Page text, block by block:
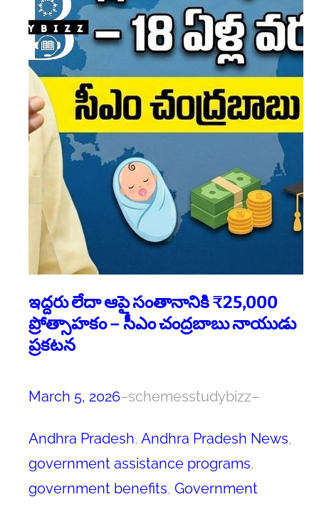
ఇద్దరు లేదా ఆపై సంతానానికి ₹25,000
ప్రోత్సాహకం – సీఎం చంద్రబాబు నాయుడు
ప్రకటన
March 5, 2026–schemesstudybizz–
Andhra Pradesh, Andhra Pradesh News
government assistance programs
government benefits, Government